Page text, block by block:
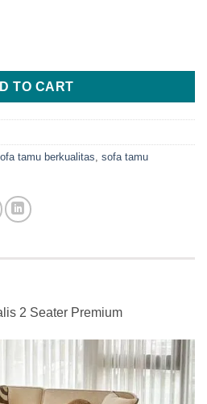
quantity
TO CART
tamu berkualitas sofa tamu
2 Seater Premium